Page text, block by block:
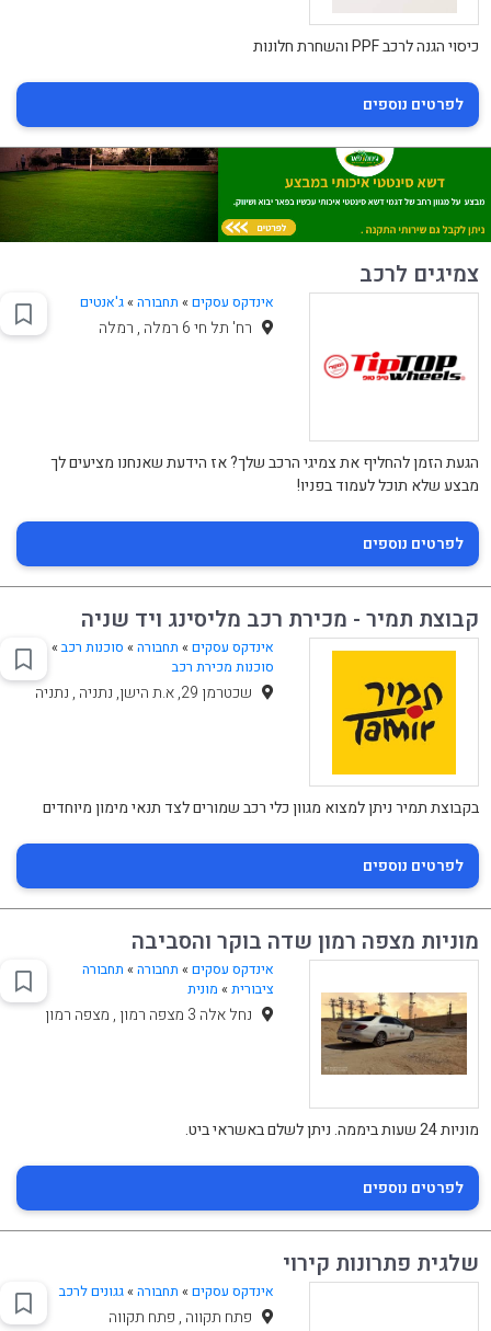
כיסוי הגנה לרכב PPF והשחרת חלונות
לפרטים נוספים
צמיגים לרכב
אינדקס עסקים » תחבורה»ג'אנטים
רח' תל חי 6 רמלה , רמלה
הגעת הזמן להחליף את צמיגי הרכב שלך? אז הידעת שאנחנו מציעים לך
מבצע שלא תוכל לעמוד בפניו!
לפרטים נוספים
קבוצת תמיר - מכירת רכב מליסינג ויד שניה
אינדקס עסקים » תחבורה» סוכנות רכב»
סוכנות מכירת רכב
שכטרמן 29, א.ת הישן, נתניה , נתניה
בקבוצת תמיר ניתן למצוא מגוון כלי רכב שמורים לצד תנאי מימון מיוחדים
לפרטים נוספים
מוניות מצפה רמון שדה בוקר והסביבה
אינדקס עסקים » תחבורה» תחבורה
ציבורית» מונית
נחל אלה 3 מצפה רמון , מצפה רמון
מוניות 24 שעות ביממה. ניתן לשלם באשראי ביט.
לפרטים נוספים
שלגית פתרונות קירוי
אינדקס עסקים » תחבורה»גגונים לרכב
פתח תקווה , פתח תקווה